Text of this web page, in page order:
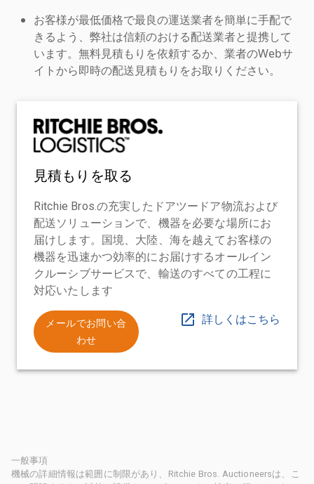
お客様が最低価格で最良の運送業者を簡単に手配で
きるよう、弊社は信頼のおける配送業者と提携して
います。無料見積もりを依頼するか、業者のWebサ
イトから即時の配送見積もりをお取りください。
見積もりを取る
Ritchie Bros.の充実したドアツードア物流および
配送ソリューションで、機器を必要な場所にお
届けします。国境、大陸、海を越えてお客様の
機器を迅速かつ効率的にお届けするオールイン
クルーシブサービスで、輸送のすべての工程に
対応いたします
メールでお問い合
わせ
詳しくはこちら
一般事項
機械の詳細情報は範囲に制限があり、Ritchie Bros. Auctioneersは、こ